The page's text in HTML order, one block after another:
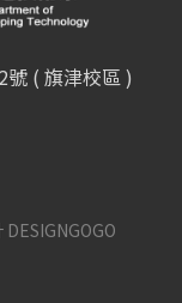
( 旗津校區 )